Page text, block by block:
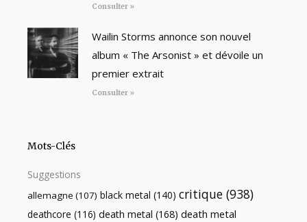
Consulter »
Wailin Storms annonce son nouvel
album « The Arsonist » et dévoile un
premier extrait
Consulter »
Mots-Clés
Suggestions
allemagne (107) black metal (140) critique (938)
deathcore (116) death metal (168) death metal